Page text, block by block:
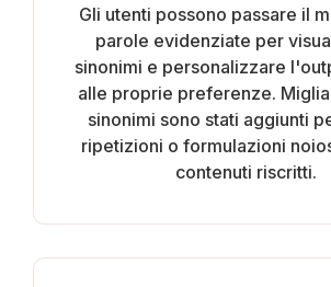
Gli utenti possono passare il
parole evidenziate per
sinonimi e personalizzare
alle proprie preferenze.
sinonimi sono stati aggiunti
ripetizioni o formulazioni
contenuti riscritti.